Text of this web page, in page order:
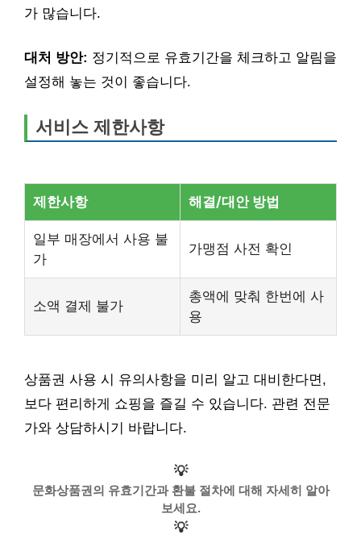
가 많습니다.
대처 방안: 정기적으로 유효기간을 체크하고 알림을
설정해 놓는 것이 좋습니다.
서비스 제한사항
제한사항 해결/대안 방법
일부 매장에서 사용 불
가
가맹점 사전 확인
소액 결제 불가
총액에 맞춰 한번에 사
용
상품권 사용 시 유의사항을 미리 알고 대비한다면,
보다 편리하게 쇼핑을 즐길 수 있습니다. 관련 전문
가와 상담하시기 바랍니다.
💡
문화상품권의 유효기간과 환불 절차에 대해 자세히 알아
보세요.
💡